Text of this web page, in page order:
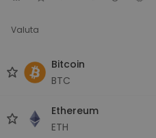
Valuta
Bitcoin
BTC
Ethereum
ETH